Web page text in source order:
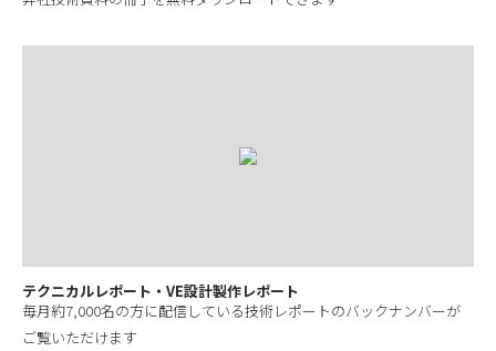
テクニカルレポート・VE設計製作レポート
毎月約7,000名の方に配信している技術レポートのバックナンバーが
ご覧いただけます